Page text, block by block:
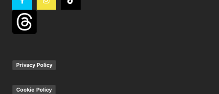
Privacy Policy
Cookie Policy